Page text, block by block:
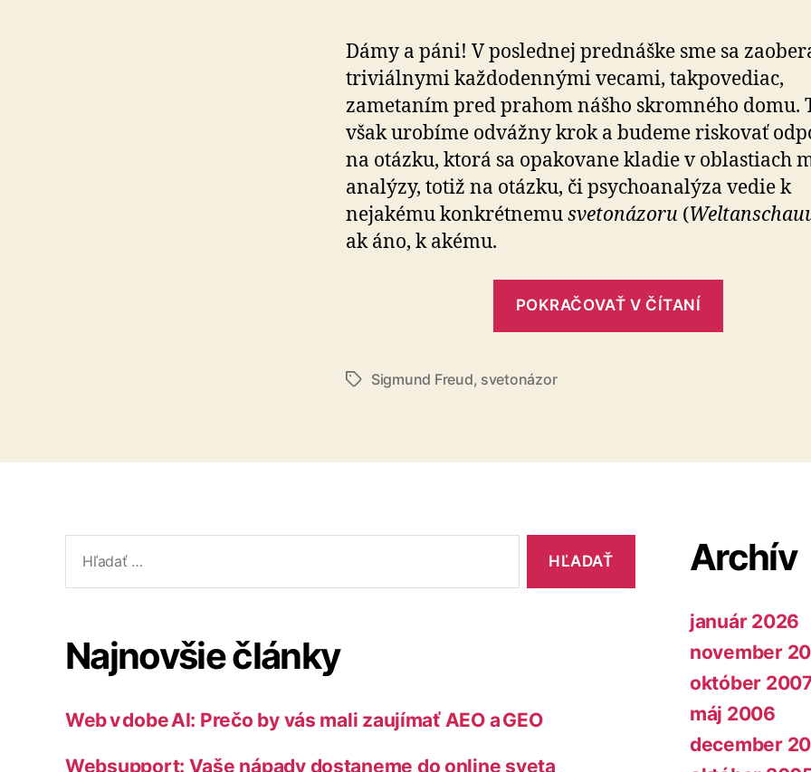
Dámy a páni! V poslednej prednáške sme sa
triviálnymi každodennými vecami, takpovediac,
zametaním pred prahom nášho skromného domu.
však urobíme odvážny krok a budeme riskovať
na otázku, ktorá sa opakovane kladie v oblastiach
analýzy, totiž na otázku, či psychoanalýza vedie k
nejakému konkrétnemusvetonázoru (
ak áno, k akému.
POKRAČOVAŤ V ČÍTANÍ
ZnačkySigmund Freud, svetonázor
Najnovšie články
Web v dobe AI: Prečo by vás mali zaujímať AEO a GEO
Websupport: Vaše nápady dostaneme do online sveta
Archív
január 2026
november
október
máj 2006
december